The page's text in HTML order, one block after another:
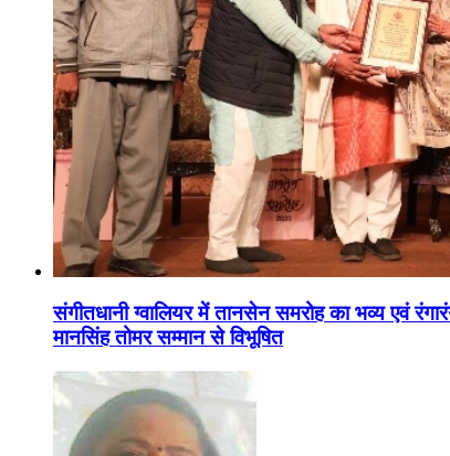
संगीतधानी ग्वालियर में तानसेन समरोह का भव्य एवं
मानसिंह तोमर सम्मान से विभूषित